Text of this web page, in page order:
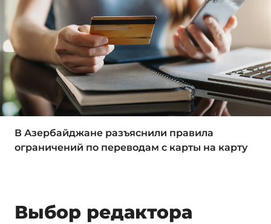
В Азербайджане разъяснили правила
ограничений по переводам с карты на карту
Выбор редактора